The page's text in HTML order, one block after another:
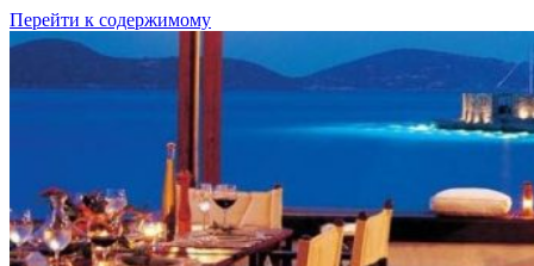
Перейти к содержимому